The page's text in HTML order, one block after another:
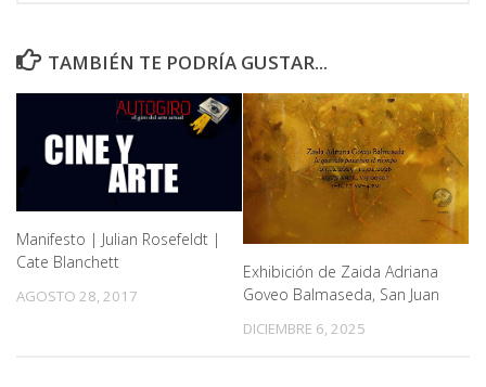
TAMBIÉN TE PODRÍA GUSTAR...
Manifesto | Julian Rosefeldt |
Cate Blanchett
AGOSTO 28, 2017
Exhibición de Zaida Adriana
Goveo Balmaseda, San Juan
DICIEMBRE 6, 2025